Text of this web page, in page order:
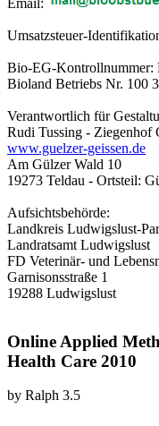
Umsatzsteuer-
Bio-EG-
Bioland Betriebs Nr. 100
Verantwortlich für
Rudi Tussing - Ziegenhof
www.guelzer-geissen.de
Am Gülzer Wald 10
19273 Teldau - Ortsteil:
Aufsichtsbehörde:
Landkreis Ludwigslust-
Landratsamt Ludwigslust
FD Veterinär- und
Garnisonsstraße 1
19288 Ludwigslust
Online Applied
Health Care 2010
by Ralph 3.5